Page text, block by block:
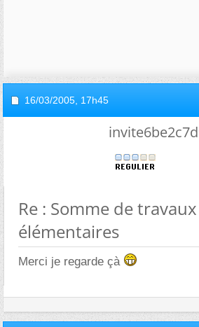
16/03/2005, 17h45
Re : Somme de travaux
élémentaires
Merci je regarde çà